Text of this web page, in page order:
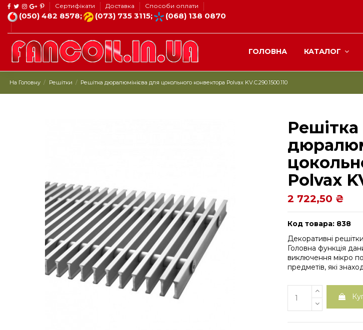
Сертифікати Доставка Способи оплати
(050) 482 8578; (073) 735 3115; (068) 138 0870
ГОЛОВНА КАТАЛОГ
На Головну Решітки Решітка дюралюмінієва для цокольного конвектора Рolvax KV.C.290.1500.110
Решітка
Рolvax
2 722,50 ₴
Код товара: 838
Декоративні
Головна функція
виключення мікро
предметів, які